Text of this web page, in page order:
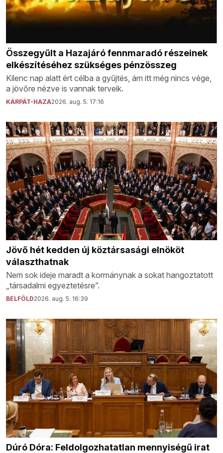
Összegyűlt a Hazajáró fennmaradó részeinek
elkészítéséhez szükséges pénzösszeg
Kilenc nap alatt ért célba a gyűjtés, ám itt még nincs vége,
a jövőre nézve is vannak terveik.
KÁRPÁT-HAZA2026. aug. 5. 17:16
Jövő hét kedden új köztársasági elnököt
választhatnak
Nem sok ideje maradt a kormánynak a sokat hangoztatott
„társadalmi egyeztetésre”.
BELFÖLD2026. aug. 5. 16:39
Dúró Dóra: Feldolgozhatatlan mennyiségű irat